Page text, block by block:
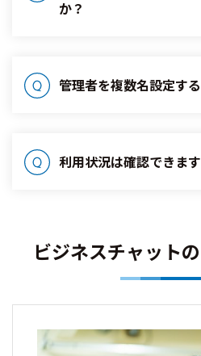
か？
管理者を複数名設定す
利用状況は確認できます
ビジネスチャット